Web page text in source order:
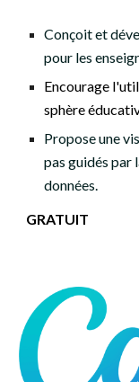
Conçoit et
pour les
Encourage
sphère
Proposeune
pas guidés par
données.
GRATUIT